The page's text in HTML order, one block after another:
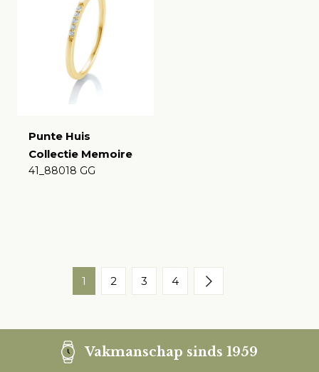
Punte Huis
Collectie Memoire
41_88018 GG
1 2 3 4
Vakmanschap sinds 1959